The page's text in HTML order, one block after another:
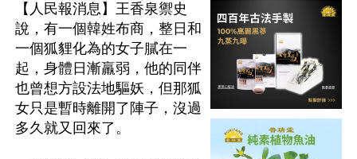
【人民報消息】王香泉禦史
說，有一個韓姓布商，整日和
一個狐貍化為的女子膩在一
起，身體日漸羸弱，他的同伴
也曾想方設法地驅妖，但那狐
女只是暫時離開了陣子，沒過
多久就又回來了。